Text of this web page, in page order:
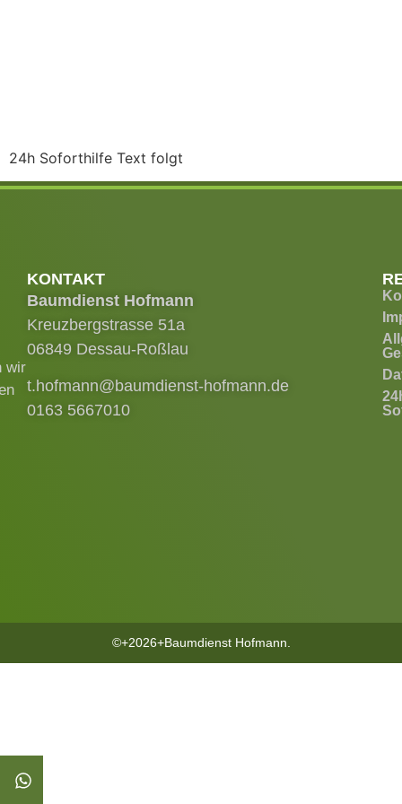
24h Soforthilfe Text folgt
KONTAKT
Baumdienst Hofmann
Kreuzbergstrasse 51a
06849 Dessau-Roßlau
t.hofmann@baumdienst-hofmann.de
0163 5667010
wir
©+2026+Baumdienst Hofmann.